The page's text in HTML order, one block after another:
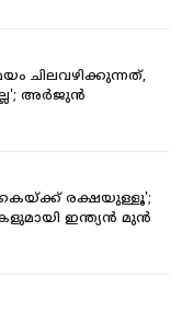
ചിലവഴിക്കുന്നത്,
അർജുൻ
രക്ഷയുള്ളൂ';
ഇന്ത്യൻ മുൻ